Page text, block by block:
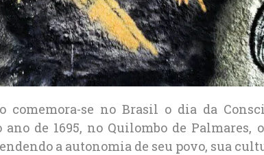
comemora-se no Brasil o dia da
de 1695, no Quilombo de Palmares,
a autonomia de seu povo, sua